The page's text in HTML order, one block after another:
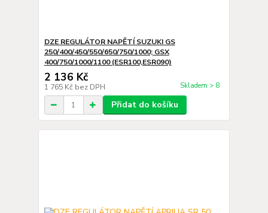
DZE REGULÁTOR NAPĚTÍ SUZUKI GS
250/400/450/550/650/750/1000; GSX
400/750/1000/1100 (ESR100,ESR090)
2 136 Kč
1 765 Kč bez DPH Skladem > 8
Přidat do košíku